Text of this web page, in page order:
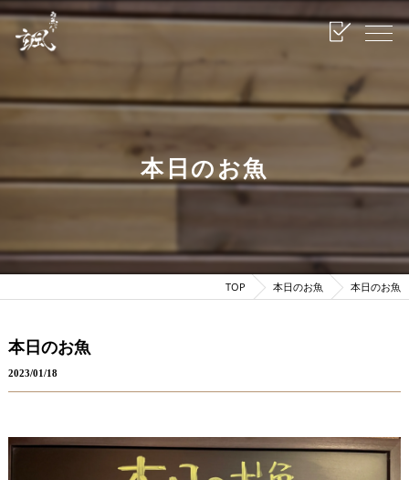
本日のお魚
TOP 本日のお魚 本日のお魚
本日のお魚
2023/01/18